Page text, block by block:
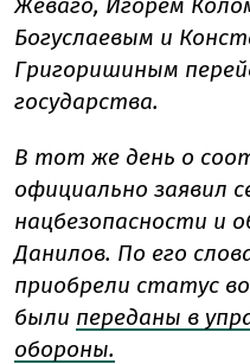
Богуслаевым и
Григоришиным
государства.
В тот же день о
официально заявил
нацбезопасности и
Данилов. По его
приобрели статус
были переданы в
обороны.